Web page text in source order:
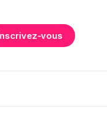
vous